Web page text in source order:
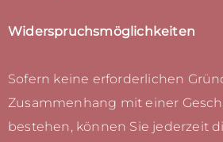
Widerspruchsmöglichkeiten
Sofern keine erforderlichen
Zusammenhang mit einer
bestehen, können Sie jederzeit